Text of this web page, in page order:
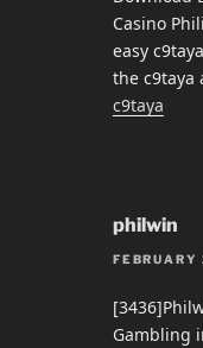
Casino
easy
the c9taya
c9taya
philwin
Gambling